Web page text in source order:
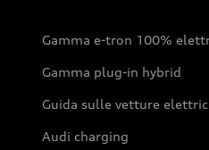
Gamma e-tron 100%
Gamma plug-in hybrid
Guida sulle vetture
Audi charging